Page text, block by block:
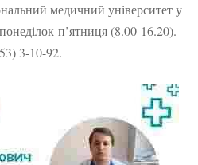
медичний університет у
п’ятниця (8.00-16.20).
3-10-92.